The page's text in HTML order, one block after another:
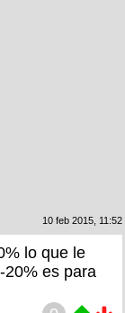
10 feb 2015, 11:52
lo que le
20% es para